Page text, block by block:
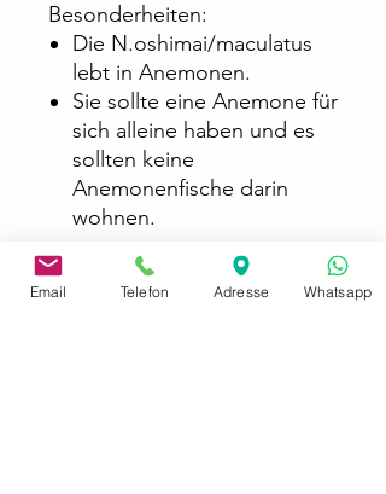
Besonderheiten:
Die N.oshimai/maculatus
lebt in Anemonen.
Sie sollte eine Anemone für
sich alleine haben und es
sollten keine
Anemonenfische darin
wohnen.
Email Telefon Adresse Whatsapp